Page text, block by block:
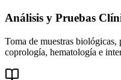
Análisis y Pruebas
Toma de muestras biológicas,
coprología, hematología e